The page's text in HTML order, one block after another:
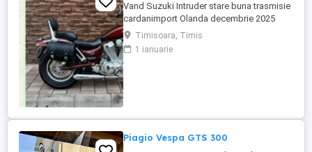
Vand Suzuki Intruder stare buna trasmisie
cardanimport Olanda decembrie 2025
inmatriculat RO IN FEBRUARIE Nu raspund
la mesaje.Schimb cu ATV plus sau minus
diferenta
Timisoara, Timis
1 ianuarie
Piagio Vespa GTS 300